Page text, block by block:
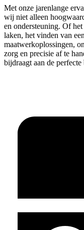
Met onze jarenlange
wij niet alleen
en ondersteuning. Of
laken, het vinden van
maatwerkoplossingen,
zorg en precisie af te
bijdraagt aan de